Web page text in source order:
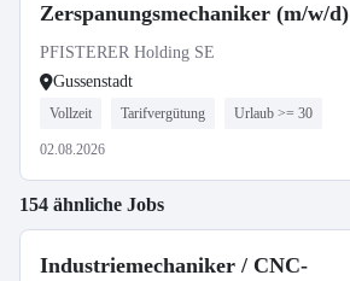
Zerspanungsmechaniker (m/w/d)
PFISTERER Holding SE
Gussenstadt
Vollzeit Tarifvergütung Urlaub >= 30
02.08.2026
154 ähnliche Jobs
Industriemechaniker / CNC-